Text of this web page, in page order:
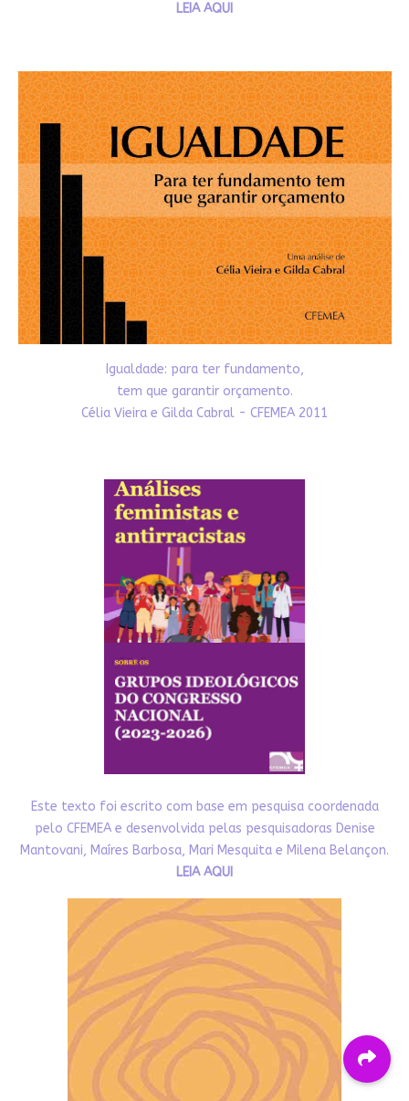
LEIA AQUI
Igualdade: para ter fundamento,
tem que garantir orçamento.
Célia Vieira e Gilda Cabral - CFEMEA 2011
Este texto foi escrito com base em pesquisa coordenada
pelo CFEMEA e desenvolvida pelas pesquisadoras Denise
Mantovani, Maíres Barbosa, Mari Mesquita e Milena Belançon.
LEIA AQUI